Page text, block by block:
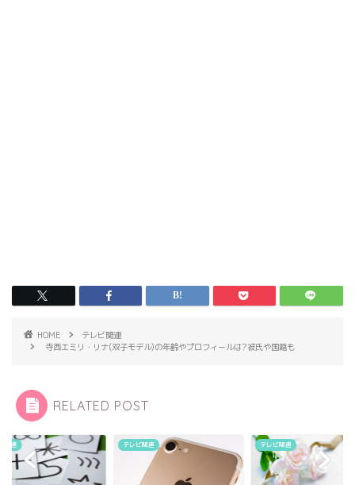
HOME
テレビ関連
寺西エミリ・リナ(双子モデル)の年齢やプロフィールは?彼氏や国籍も
RELATED POST
関連 テレビ関連 テレビ関連